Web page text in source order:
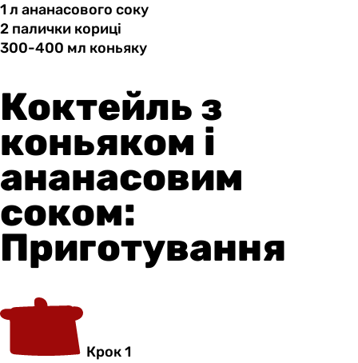
1 л ананасового соку
2 палички кориці
300-400 мл коньяку
Коктейль з
коньяком і
ананасовим
соком:
Приготування
Крок 1